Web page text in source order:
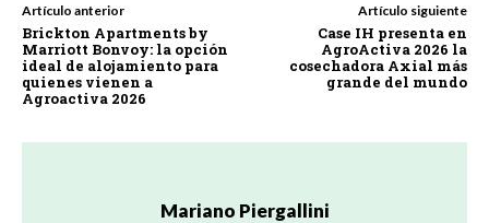
Artículo anterior
Brickton Apartments by
Marriott Bonvoy: la opción
ideal de alojamiento para
quienes vienen a
Agroactiva 2026
Artículo siguiente
Case IH presenta en
AgroActiva 2026 la
cosechadora Axial más
grande del mundo
Mariano Piergallini